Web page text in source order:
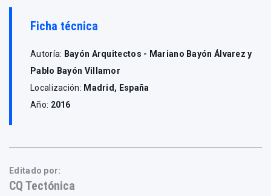
Ficha técnica
Autoría: Bayón Arquitectos - Mariano Bayón Álvarez y
Pablo Bayón Villamor
Localización: Madrid, España
Año: 2016
Editado por:
CQ Tectónica